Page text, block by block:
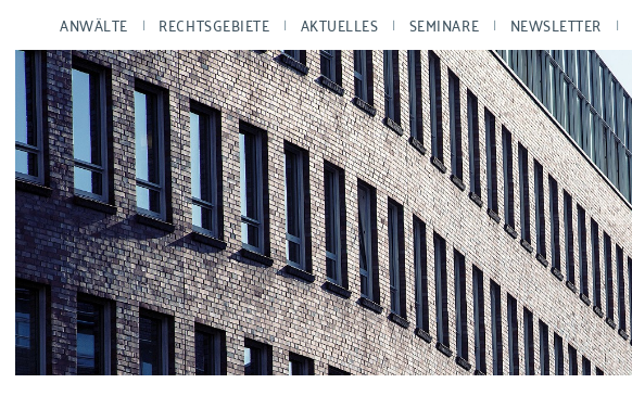
ANWÄLTE RECHTSGEBIETE AKTUELLES SEMINARE NEWSLETTER